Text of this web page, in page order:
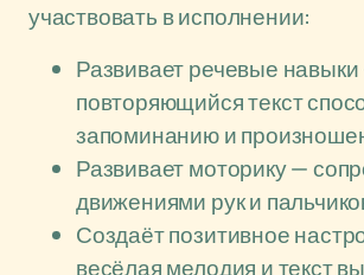
участвовать в исполнении:
Развивает речевые
повторяющийся текст
запоминанию и
Развивает моторику —
движениями рук и
Создаёт позитивное
весёлая мелодия и текст